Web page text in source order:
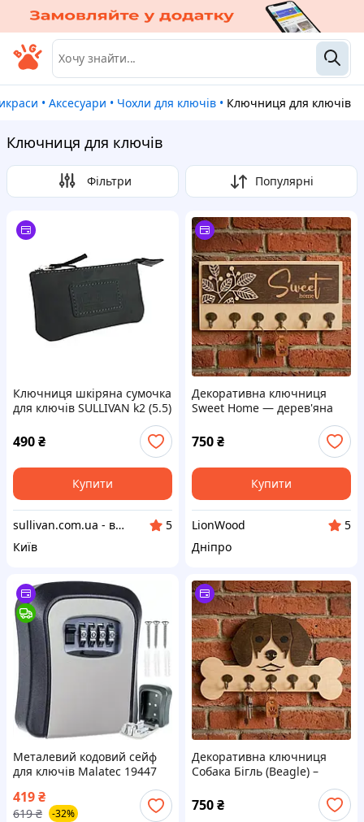
• Аксесуари • Чохли для ключів • Ключниця для ключів
Ключниця для ключів
Фільтри Популярні
Ключниця шкіряна сумочка
для ключів SULLIVAN k2 (5.5)
490₴
Купити
sullivan.com.ua - вироби з натуральної шкіри
5
Київ
Декоративна ключниця
Sweet Home — дерев'яна
вішалка для ключів на стіну
на 6 гачків
750₴
Купити
LionWood
5
Дніпро
Металевий кодовий сейф
для ключів Malatec 19447
419₴
619 ₴ -32%
Декоративна ключниця
Собака Бігль (Beagle) –
ключів на стіну
750₴